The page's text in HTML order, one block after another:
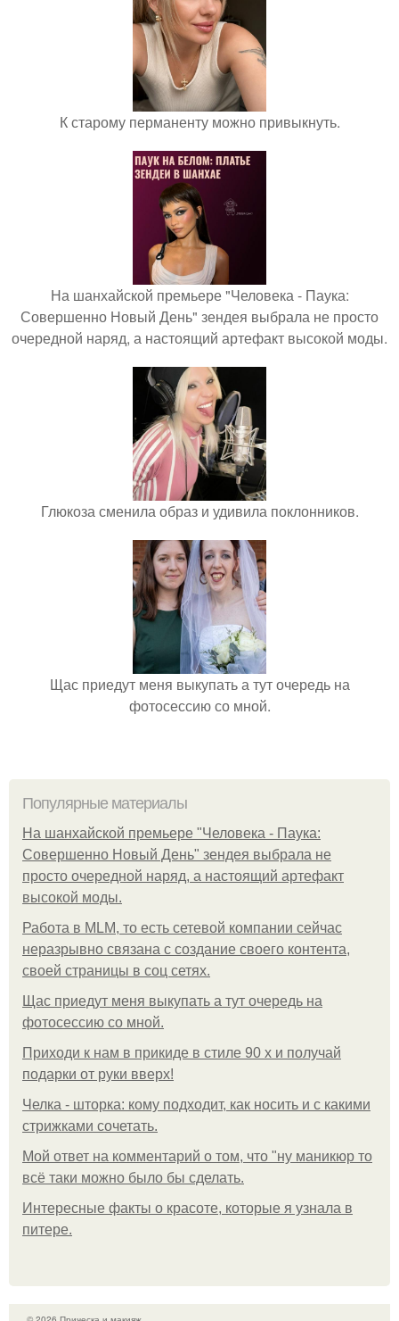
К старому перманенту можно привыкнуть.
На шанхайской премьере "Человека - Паука:
Совершенно Новый День" зендея выбрала не просто
очередной наряд, а настоящий артефакт высокой моды.
Глюкоза сменила образ и удивила поклонников.
Щас приедут меня выкупать а тут очередь на
фотосессию со мной.
Популярные материалы
На шанхайской премьере "Человека - Паука:
Совершенно Новый День" зендея выбрала не
просто очередной наряд, а настоящий артефакт
высокой моды.
Работа в MLM, то есть сетевой компании сейчас
неразрывно связана с создание своего контента,
своей страницы в соц сетях.
Щас приедут меня выкупать а тут очередь на
фотосессию со мной.
Приходи к нам в прикиде в стиле 90 х и получай
подарки от руки вверх!
Челка - шторка: кому подходит, как носить и с какими
стрижками сочетать.
Мой ответ на комментарий о том, что "ну маникюр то
всё таки можно было бы сделать.
Интересные факты о красоте, которые я узнала в
питере.